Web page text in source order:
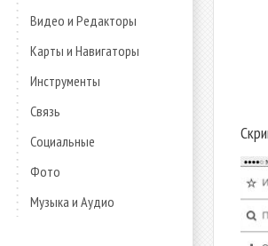
Видео и Редакторы
Карты и Навигаторы
Инструменты
Связь
Социальные
Фото
Музыка и Аудио